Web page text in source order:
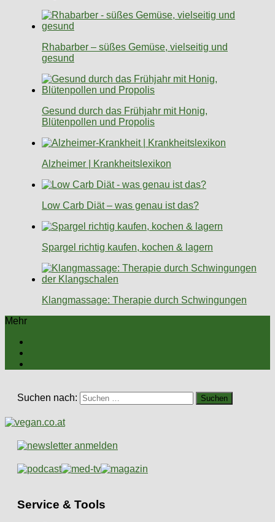
Rhabarber – süßes Gemüse, vielseitig und
gesund
Gesund durch das Frühjahr mit Honig,
Blütenpollen und Propolis
Alzheimer | Krankheitslexikon
Low Carb Diät – was genau ist das?
Spargel richtig kaufen, kochen & lagern
Klangmassage: Therapie durch Schwingungen
Mehr
Suchen nach:
Service & Tools